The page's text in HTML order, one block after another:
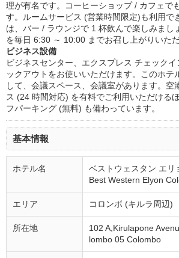
理が有名です。コーヒーショップ / カフェで
す。ルームサービス (営業時間限定)も利用で
は、バー / ラウンジで 1 杯飲んで楽しみまし
を毎日 6:30 ～ 10:00 までお召し上がりいた
ビジネス設備
ビジネスセンター、エクスプレス チェック
ックアウトをお使いいただけます。このホテ
して、会議スペース、会議室があります。空
ス (24 時間対応) を有料でご利用いただける
フパーキング (無料) も備わっています。
基本情報
ホテル名
ベストウェスタン エリ
Best Western Elyon
エリア コロンボ (キルラ周辺)
所在地
102 A,Kirulapone
lombo 05 Colombo